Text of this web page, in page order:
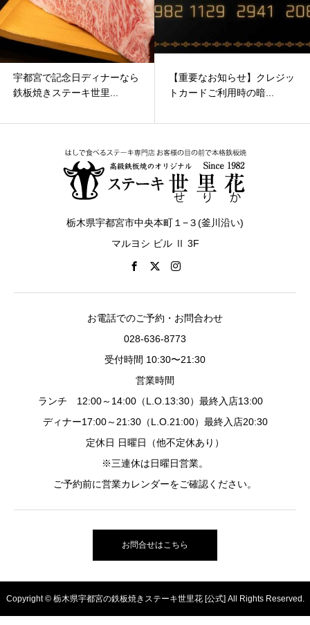
【重要なお知らせ】クレジッ
トカードご利用時の暗...
8月2日（日）～8月7日
（金）の間、メンテナン...
栃木県宇都宮市中央本町１−３(釜川沿い)
マルヨシ ビル Ⅱ 3F
お電話でのご予約・お問合わせ
028-636-8773
受付時間 10:30〜21:30
営業時間
ランチ 12:00～14:00（L.O.13:30）最終入店13:00
ディナー17:00～21:30（L.O.21:00）最終入店20:30
定休日 日曜日（他不定休あり）
※三連休は日曜日営業。
ご予約前に営業カレンダーをご確認ください。
お問合せはこちら
Copyright © 栃木県宇都宮の鉄板焼きステーキ世里花 [公式] All Rights Reserved.